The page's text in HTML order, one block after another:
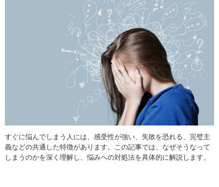
すぐに悩んでしまう人には、感受性が強い、失敗を恐れる、完璧主
義などの共通した特徴があります。この記事では、なぜそうなって
しまうのかを深く理解し、悩みへの対処法を具体的に解説します。